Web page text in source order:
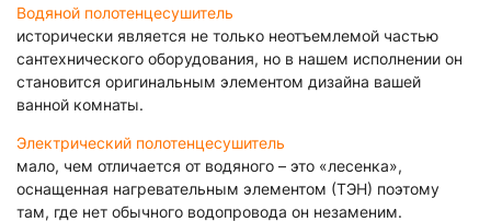
Водяной полотенцесушитель
исторически является не только неотъемлемой частью
сантехнического оборудования, но в нашем исполнении он
становится оригинальным элементом дизайна вашей
ванной комнаты.
Электрический полотенцесушитель
мало, чем отличается от водяного – это «лесенка»,
оснащенная нагревательным элементом (ТЭН) поэтому
там, где нет обычного водопровода он незаменим.